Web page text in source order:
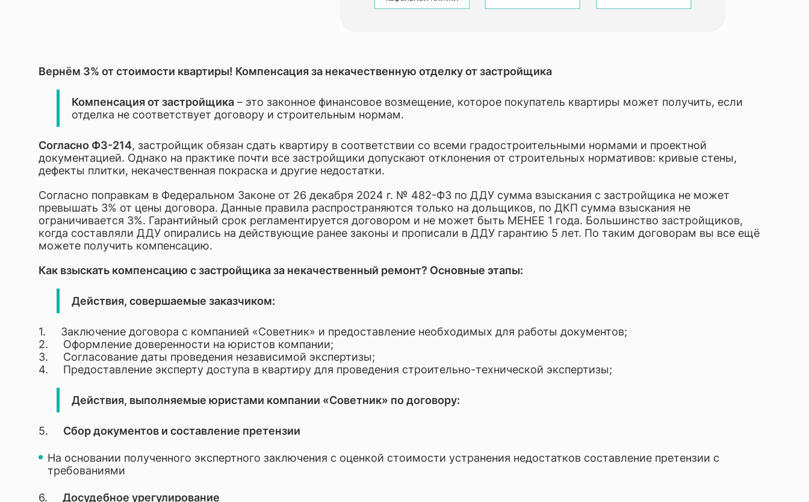
Разработка документов, консалтинг, аудит
Вернём 3% от стоимости квартиры! Компенсация за некачественную отделку от застройщика
Компенсация от застройщика – это законное финансовое возмещение, которое покупатель квартиры может получить, если
отделка не соответствует договору и строительным нормам.
Согласно ФЗ-214, застройщик обязан сдать квартиру в соответствии со всеми градостроительными нормами и проектной
документацией. Однако на практике почти все застройщики допускают отклонения от строительных нормативов: кривые стены,
дефекты плитки, некачественная покраска и другие недостатки.
Согласно поправкам в Федеральном Законе от 26 декабря 2024 г. № 482-ФЗ по ДДУ сумма взыскания с застройщика не может
превышать 3% от цены договора. Данные правила распространяются только на дольщиков, по ДКП сумма взыскания не
ограничивается 3%. Гарантийный срок регламентируется договором и не может быть МЕНЕЕ 1 года. Большинство застройщиков,
когда составляли ДДУ опирались на действующие ранее законы и прописали в ДДУ гарантию 5 лет. По таким договорам вы все ещё
можете получить компенсацию.
Как взыскать компенсацию с застройщика за некачественный ремонт? Основные этапы:
Действия, совершаемые заказчиком:
1. Заключение договора с компанией «Советник» и предоставление необходимых для работы документов;
2. Оформление доверенности на юристов компании;
3. Согласование даты проведения независимой экспертизы;
4. Предоставление эксперту доступа в квартиру для проведения строительно-технической экспертизы;
Действия, выполняемые юристами компании «Советник» по договору:
5. Сбор документов и составление претензии
На основании полученного экспертного заключения с оценкой стоимости устранения недостатков составление претензии с
требованиями
6. Досудебное урегулирование